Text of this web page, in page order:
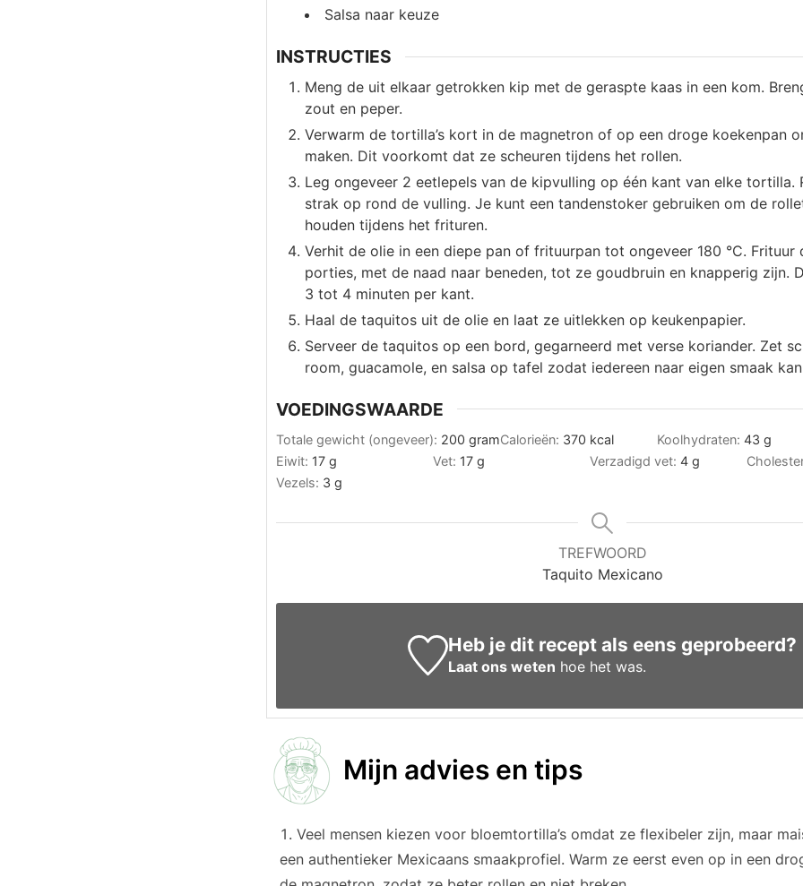
Salsa naar keuze
INSTRUCTIES
Meng de uit elkaar getrokken kip met de geraspte kaas in een kom.
zout en peper.
Verwarm de tortilla’s kort in de magnetron of op een droge koekenpan
maken. Dit voorkomt dat ze scheuren tijdens het rollen.
Leg ongeveer 2 eetlepels van de kipvulling op één kant van elke tortilla.
strak op rond de vulling. Je kunt een tandenstoker gebruiken om de
houden tijdens het frituren.
Verhit de olie in een diepe pan of frituurpan tot ongeveer 180 °C. Frituur
porties, met de naad naar beneden, tot ze goudbruin en knapperig zijn.
3 tot 4 minuten per kant.
Haal de taquitos uit de olie en laat ze uitlekken op keukenpapier.
Serveer de taquitos op een bord, gegarneerd met verse koriander. Zet
room, guacamole, en salsa op tafel zodat iedereen naar eigen smaak
VOEDINGSWAARDE
Totale gewicht (ongeveer): 200 gramCalorieën: 370 kcal Koolhydraten: 43 g
Eiwit: 17 g Vet: 17 g Verzadigd vet: 4 g
Vezels: 3 g
TREFWOORD
Taquito Mexicano
Heb je dit recept als eens geprobeerd?
Laat ons weten hoe het was.
Mijn advies en tips
Veel mensen kiezen voor bloemtortilla’s omdat ze flexibeler zijn, maar
een authentieker Mexicaans smaakprofiel. Warm ze eerst even op in een